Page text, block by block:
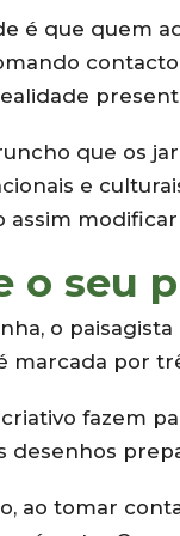
é que quem
que os
e
assim
o seu
o
marcada por
fazem
desenhos
ao tomar